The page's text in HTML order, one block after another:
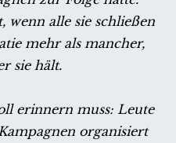
wenn alle sie schließen
mehr als mancher,
sie hält.
erinnern muss: Leute
organisiert